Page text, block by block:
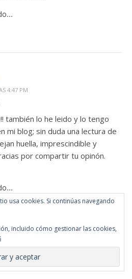
4:47 PM
también lo he leido y lo tengo
mi blog; sin duda una lectura de
huella, imprescindible y
por compartir tu opinón.
COMENTARIO
usa cookies. Si continúas navegando
incluido cómo gestionar las cookies,